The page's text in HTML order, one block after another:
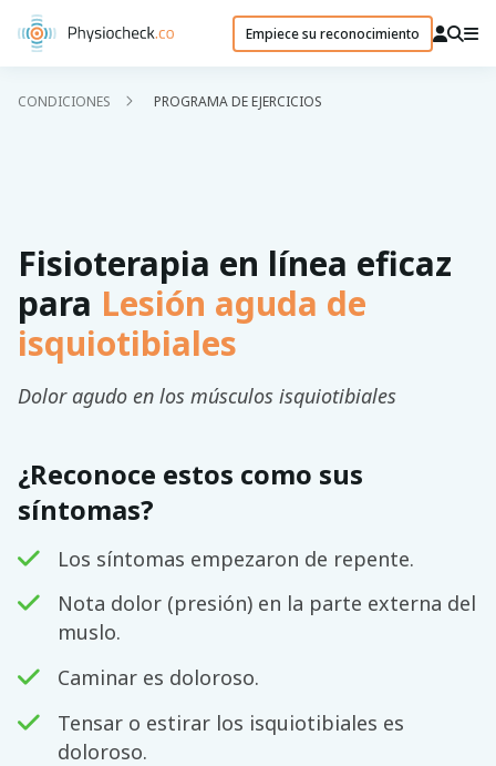
Empiece su reconocimiento
CONDICIONES PROGRAMA DE EJERCICIOS
Fisioterapia en línea eficaz
para Lesión aguda de
isquiotibiales
Dolor agudo en los músculos isquiotibiales
¿Reconoce estos como sus
síntomas?
Los síntomas empezaron de repente.
Nota dolor (presión) en la parte externa del
muslo.
Caminar es doloroso.
Tensar o estirar los isquiotibiales es
doloroso.